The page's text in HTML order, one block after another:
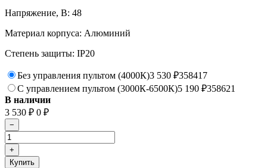
Напряжение, В: 48
Материал корпуса: Алюминий
Степень защиты: IP20
Без управления пультом (4000К)3 530 ₽358417
С управлением пультом (3000К-6500К)5 190 ₽358621
В наличии
3 530 ₽ 0 ₽